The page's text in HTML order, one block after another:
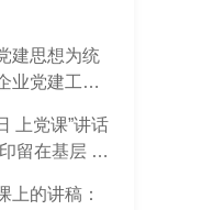
建思想为统
业党建工作
上党课”讲话
在基层 口
上的讲稿：